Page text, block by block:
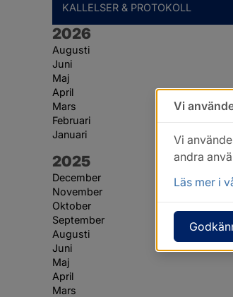
KALLELSER & PROTOKOLL
År:
2026
Augusti
Juni
Maj
April
Mars
Februari
Januari
År:
2025
December
November
Oktober
September
Augusti
Juni
Maj
April
Mars
Vi
Vi
andra
Läs mer i